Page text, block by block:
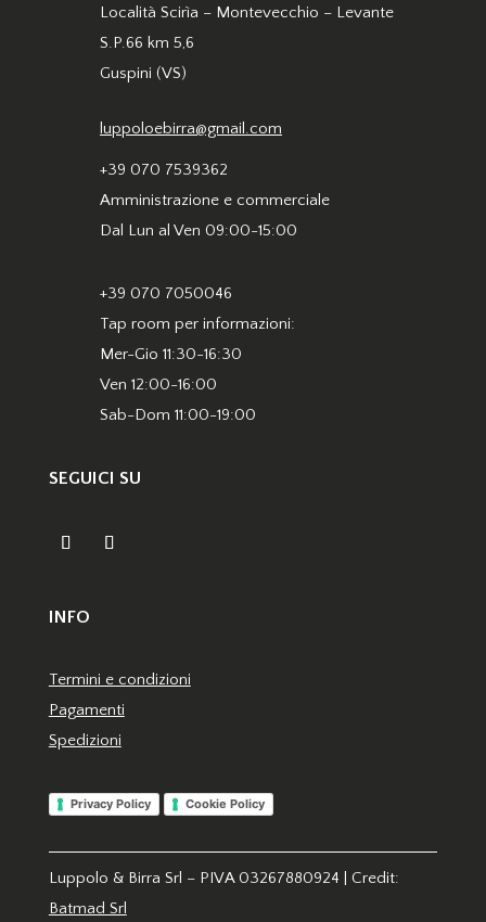
Località Scirìa – Montevecchio – Levante
S.P.66 km 5,6
Guspini (VS)
luppoloebirra@gmail.com
+39 070 7539362
Amministrazione e commerciale
Dal Lun al Ven 09:00-15:00
+39 070 7050046
Tap room per informazioni:
Mer-Gio 11:30-16:30
Ven 12:00-16:00
Sab-Dom 11:00-19:00
SEGUICI SU
INFO
Termini e condizioni
Pagamenti
Spedizioni
Privacy Policy Cookie Policy
Luppolo & Birra Srl – PIVA 03267880924 | Credit:
Batmad Srl